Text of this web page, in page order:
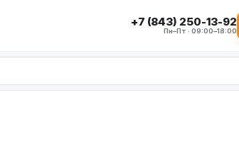
+7 (843) 250-13-92
Пн–Пт · 09:00–18:00